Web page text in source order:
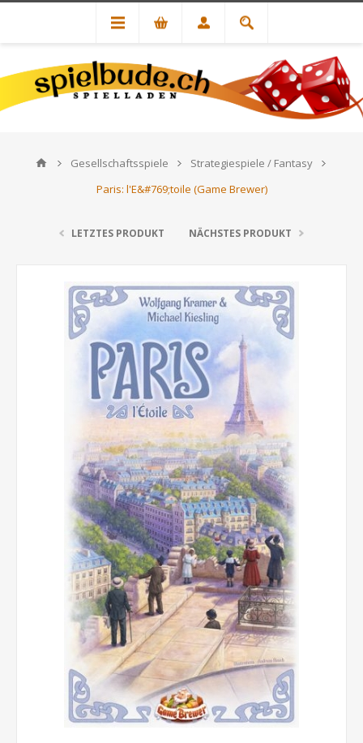
Gesellschaftsspiele
Strategiespiele / Fantasy
Paris: l'E&#769;toile (Game Brewer)
LETZTES PRODUKT NÄCHSTES PRODUKT